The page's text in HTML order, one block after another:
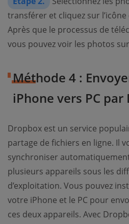
transférer et cliquez sur l’icône
Après que le processus de
vous pouvez voir les photos
Méthode 4 :
iPhone vers PC
Dropbox est un service
partage de fichiers en ligne. Il
synchroniser
plusieurs appareils sous les
d’exploitation. Vous pouvez
votre iPhone et le PC pour
ces deux appareils. Avec